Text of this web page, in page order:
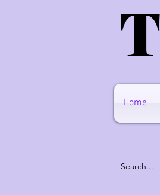
Home